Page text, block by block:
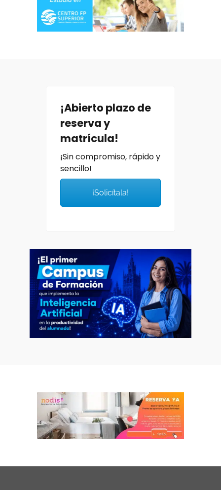
¡Abierto plazo de
reserva y
matrícula!
¡Sin compromiso, rápido y
sencillo!
¡Solicítala!